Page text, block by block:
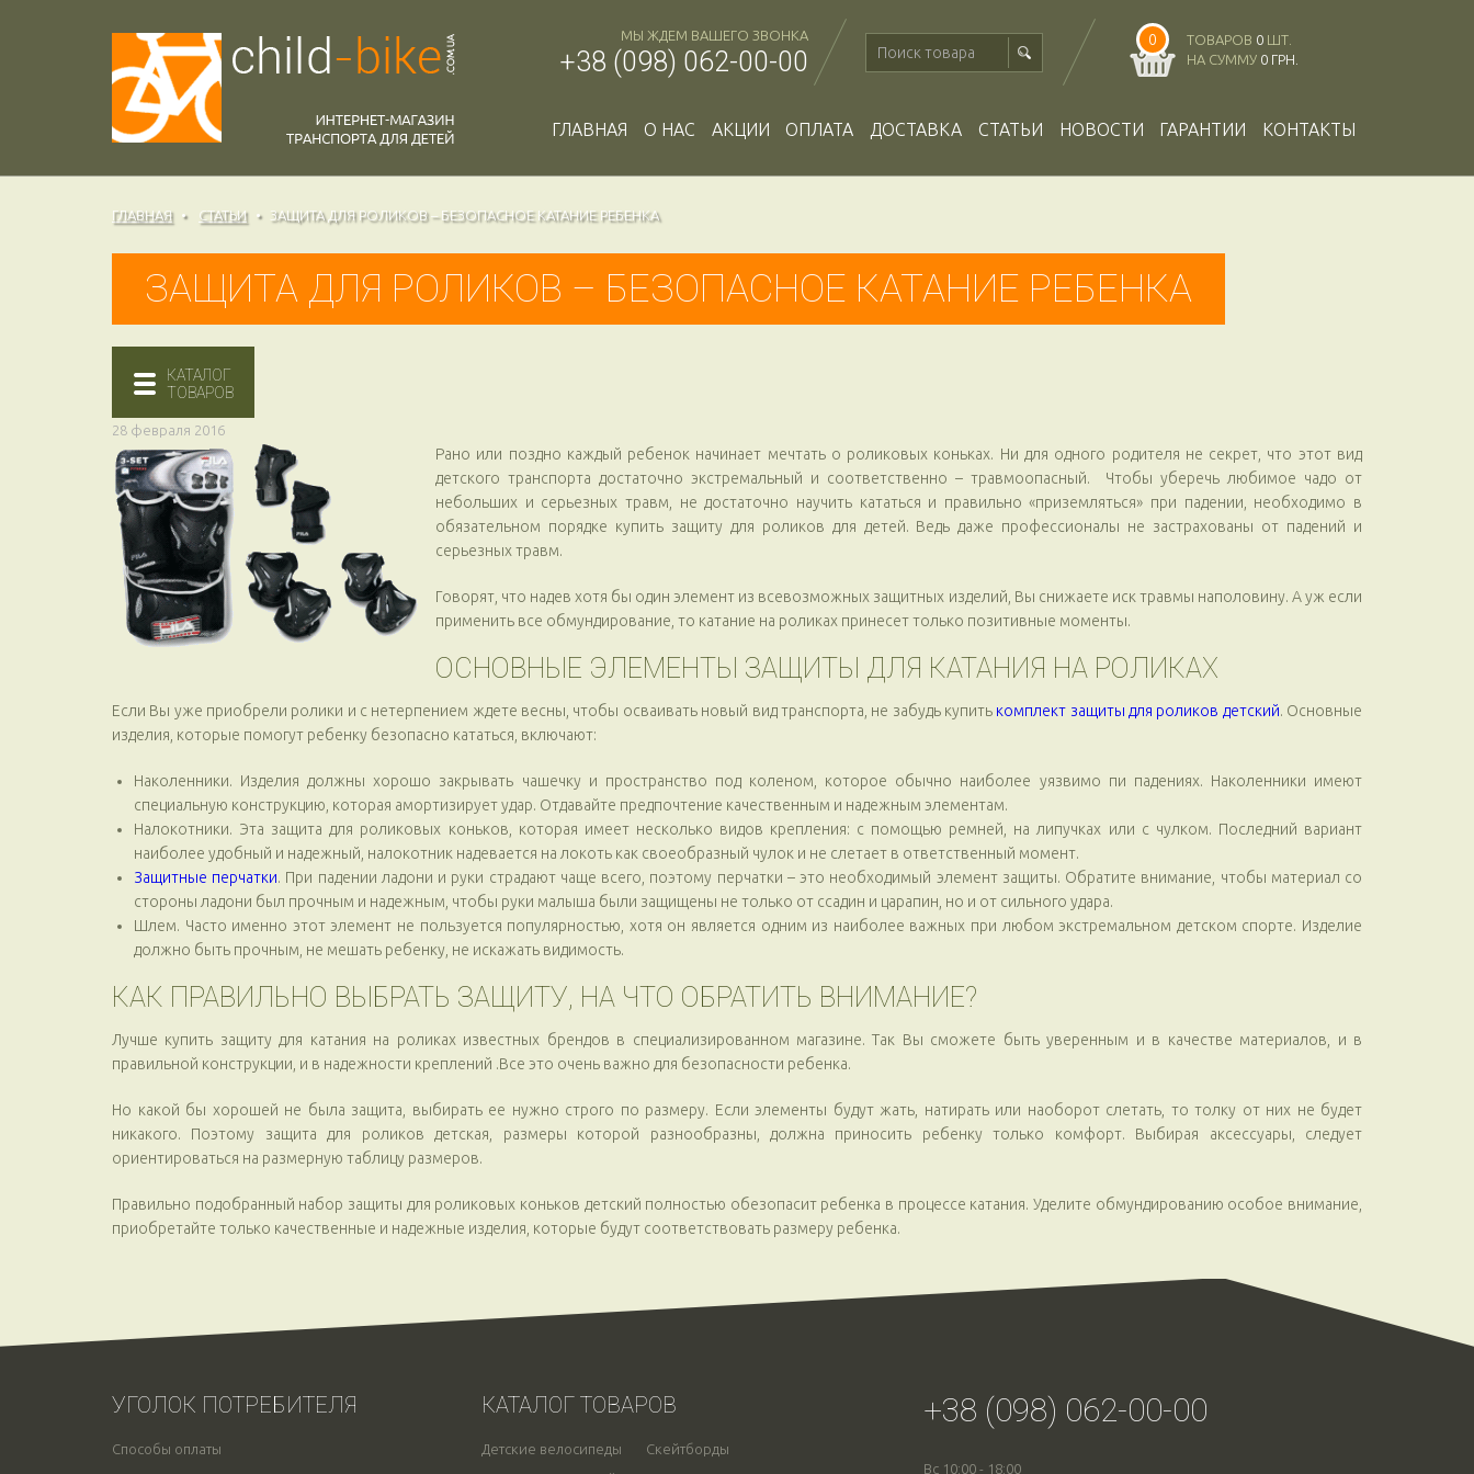
МЫ ЖДЕМ ВАШЕГО ЗВОНКА
+38 (098) 062-00-00
0 ТОВАРОВ 0 ШТ.
НА СУММУ 0 ГРН.
ГЛАВНАЯ О НАС АКЦИИ ОПЛАТА ДОСТАВКА СТАТЬИ НОВОСТИ ГАРАНТИИ КОНТАКТЫ
ГЛАВНАЯ СТАТЬИ ЗАЩИТА ДЛЯ РОЛИКОВ – БЕЗОПАСНОЕ КАТАНИЕ РЕБЕНКА
ЗАЩИТА ДЛЯ РОЛИКОВ – БЕЗОПАСНОЕ КАТАНИЕ РЕБЕНКА
КАТАЛОГ
ТОВАРОВ
28 февраля 2016
Рано или поздно каждый ребенок начинает мечтать о роликовых коньках. Ни для одного родителя не секрет, что этот вид
детского транспорта достаточно экстремальный и соответственно – травмоопасный. Чтобы уберечь любимое чадо от
небольших и серьезных травм, не достаточно научить кататься и правильно «приземляться» при падении, необходимо в
обязательном порядке купить защиту для роликов для детей. Ведь даже профессионалы не застрахованы от падений и
серьезных травм.
Говорят, что надев хотя бы один элемент из всевозможных защитных изделий, Вы снижаете иск травмы наполовину. А уж если
применить все обмундирование, то катание на роликах принесет только позитивные моменты.
ОСНОВНЫЕ ЭЛЕМЕНТЫ ЗАЩИТЫ ДЛЯ КАТАНИЯ НА РОЛИКАХ
Если Вы уже приобрели ролики и с нетерпением ждете весны, чтобы осваивать новый вид транспорта, не забудь купить комплект защиты для роликов детский. Основные
изделия, которые помогут ребенку безопасно кататься, включают:
Наколенники. Изделия должны хорошо закрывать чашечку и пространство под коленом, которое обычно наиболее уязвимо пи падениях. Наколенники имеют
специальную конструкцию, которая амортизирует удар. Отдавайте предпочтение качественным и надежным элементам.
Налокотники. Эта защита для роликовых коньков, которая имеет несколько видов крепления: с помощью ремней, на липучках или с чулком. Последний вариант
наиболее удобный и надежный, налокотник надевается на локоть как своеобразный чулок и не слетает в ответственный момент.
Защитные перчатки. При падении ладони и руки страдают чаще всего, поэтому перчатки – это необходимый элемент защиты. Обратите внимание, чтобы материал со
стороны ладони был прочным и надежным, чтобы руки малыша были защищены не только от ссадин и царапин, но и от сильного удара.
Шлем. Часто именно этот элемент не пользуется популярностью, хотя он является одним из наиболее важных при любом экстремальном детском спорте. Изделие
должно быть прочным, не мешать ребенку, не искажать видимость.
КАК ПРАВИЛЬНО ВЫБРАТЬ ЗАЩИТУ, НА ЧТО ОБРАТИТЬ ВНИМАНИЕ?
Лучше купить защиту для катания на роликах известных брендов в специализированном магазине. Так Вы сможете быть уверенным и в качестве материалов, и в
правильной конструкции, и в надежности креплений .Все это очень важно для безопасности ребенка.
Но какой бы хорошей не была защита, выбирать ее нужно строго по размеру. Если элементы будут жать, натирать или наоборот слетать, то толку от них не будет
никакого. Поэтому защита для роликов детская, размеры которой разнообразны, должна приносить ребенку только комфорт. Выбирая аксессуары, следует
ориентироваться на размерную таблицу размеров.
Правильно подобранный набор защиты для роликовых коньков детский полностью обезопасит ребенка в процессе катания. Уделите обмундированию особое внимание,
приобретайте только качественные и надежные изделия, которые будут соответствовать размеру ребенка.
УГОЛОК ПОТРЕБИТЕЛЯ
Способы оплаты
КАТАЛОГ ТОВАРОВ
Детские велосипеды
Скейтборды
+38 (098) 062-00-00
Вс 10:00 - 18:00